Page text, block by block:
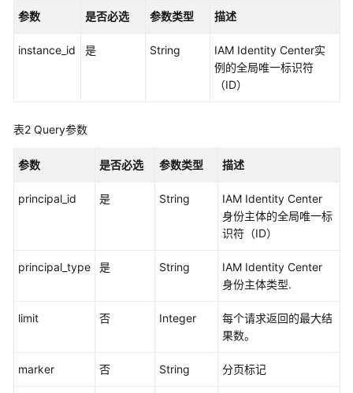
实
实
控
性
参数 是否必选 参数类型 描述
instance_id 是 String
IAM Identity Center实
例的全局唯一标识符
（ID）
表2 Query参数
参数 是否必选 参数类型 描述
principal_id 是 String
IAM Identity Center
身份主体的全局唯一标
识符（ID）
principal_type 是 String
IAM Identity Center
身份主体类型.
limit 否 Integer
每个请求返回的最大结
果数。
marker 否 String 分页标记